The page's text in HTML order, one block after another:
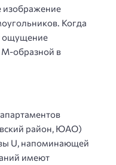
изображение
Когда
ощущение
образной в
район, ЮАО)
U, напоминающей
имеют